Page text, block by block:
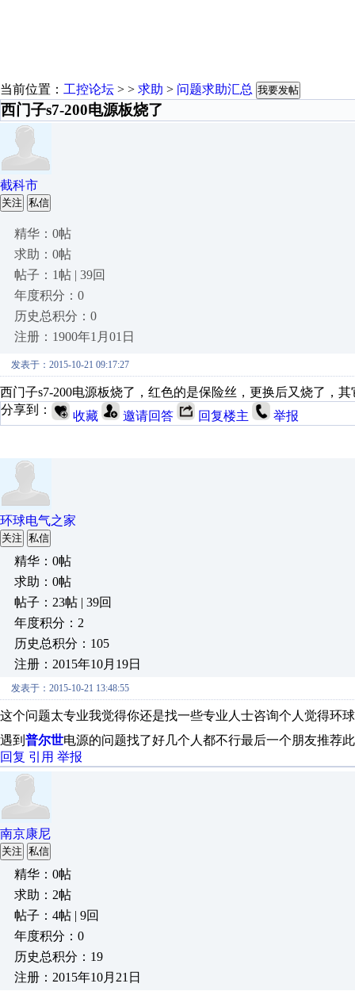
当前位置： 工控论坛 > > 求助 > 问题求助汇总 我要发帖
西门子s7-200电源板烧了
截科市
关注 私信
精华：0帖
求助：0帖
帖子：1帖 | 39回
年度积分：0
历史总积分：0
注册：1900年1月01日
发表于：2015-10-21 09:17:27
西门子s7-200电源板烧了，红色的是保险丝，更换后又烧了，
分享到：
收藏 邀请回答 回复楼主 举报
环球电气之家
关注 私信
精华：0帖
求助：0帖
帖子：23帖 | 39回
年度积分：2
历史总积分：105
注册：2015年10月19日
发表于：2015-10-21 13:48:55
这个问题太专业我觉得你还是找一些专业人士咨询个人觉得环
遇到 普尔世电源的问题找了好几个人都不行最后一个朋友推荐
回复 引用 举报
南京康尼
关注 私信
精华：0帖
求助：2帖
帖子：4帖 | 9回
年度积分：0
历史总积分：19
注册：2015年10月21日